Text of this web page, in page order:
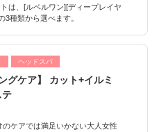
は、[ルベルワン][ディープレイヤ
種類から選べます。
ヘッドスパ
グケア】 カット+イルミ
テ
のケアでは満足いかない大人女性